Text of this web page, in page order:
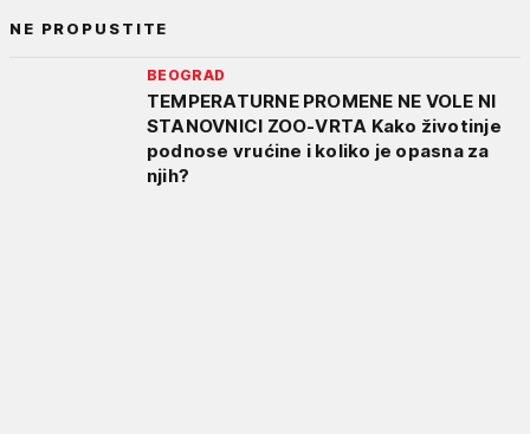
NE PROPUSTITE
BEOGRAD
TEMPERATURNE PROMENE NE VOLE NI
STANOVNICI ZOO-VRTA Kako životinje
podnose vrućine i koliko je opasna za
njih?